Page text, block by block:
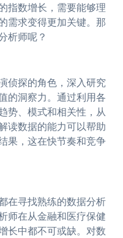
指数增长，需要能够理
需求变得更加关键。那
析师呢？
侦探的角色，深入研究
的洞察力。通过利用各
势、模式和相关性，从
读数据的能力可以帮助
果，这在快节奏和竞争
在寻找熟练的数据分析
师在从金融和医疗保健
长中都不可或缺。对数